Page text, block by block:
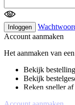
Inloggen
Account aanmaken
Het aanmaken van
Bekijk
Bekijk
Reken sneller af